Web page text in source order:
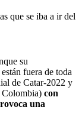
que se iba a ir del
su
fuera de toda
de Catar-2022 y
Colombia) con
una